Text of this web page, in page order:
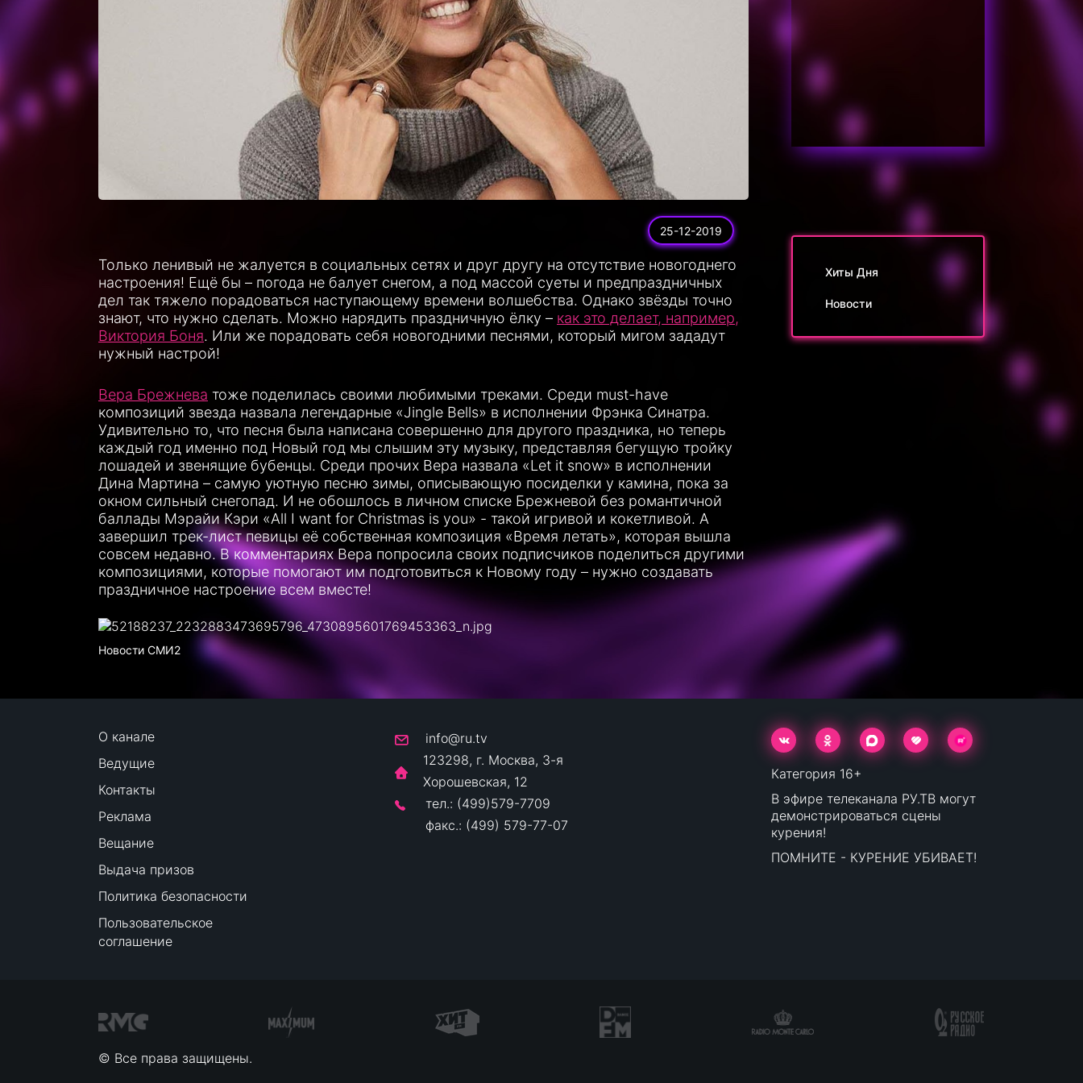
25-12-2019
Только ленивый не жалуется в социальных сетях и друг другу на отсутствие новогоднего
настроения! Ещё бы – погода не балует снегом, а под массой суеты и предпраздничных
дел так тяжело порадоваться наступающему времени волшебства. Однако звёзды точно
знают, что нужно сделать. Можно нарядить праздничную ёлку – как это делает, например,
Виктория Боня. Или же порадовать себя новогодними песнями, который мигом зададут
нужный настрой!
Вера Брежнева тоже поделилась своими любимыми треками. Среди must-have
композиций звезда назвала легендарные «Jingle Bells» в исполнении Фрэнка Синатра.
Удивительно то, что песня была написана совершенно для другого праздника, но теперь
каждый год именно под Новый год мы слышим эту музыку, представляя бегущую тройку
лошадей и звенящие бубенцы. Среди прочих Вера назвала «Let it snow» в исполнении
Дина Мартина – самую уютную песню зимы, описывающую посиделки у камина, пока за
окном сильный снегопад. И не обошлось в личном списке Брежневой без романтичной
баллады Мэрайи Кэри «All I want for Christmas is you» - такой игривой и кокетливой. А
завершил трек-лист певицы её собственная композиция «Время летать», которая вышла
совсем недавно. В комментариях Вера попросила своих подписчиков поделиться другими
композициями, которые помогают им подготовиться к Новому году – нужно создавать
праздничное настроение всем вместе!
Новости СМИ2
Хиты Дня
Новости
О канале
Ведущие
Контакты
Реклама
Вещание
Выдача призов
Политика безопасности
Пользовательское
соглашение
info@ru.tv
123298, г. Москва, 3-я
Хорошевская, 12
тел.: (499)579-7709
факс.: (499) 579-77-07
Категория 16+
В эфире телеканала РУ.ТВ могут
демонстрироваться сцены
курения!
ПОМНИТЕ - КУРЕНИЕ УБИВАЕТ!
© Все права защищены.